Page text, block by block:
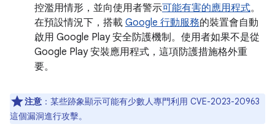
控濫用情形，並向使用者警示可能有害的應用程式。
在預設情況下，搭載 Google 行動服務的裝置會自動
啟用 Google Play 安全防護機制。使用者如果不是從
Google Play 安裝應用程式，這項防護措施格外重
要。
注意 ：某些跡象顯示可能有少數人專門利用 CVE-2023-20963
這個漏洞進行攻擊。